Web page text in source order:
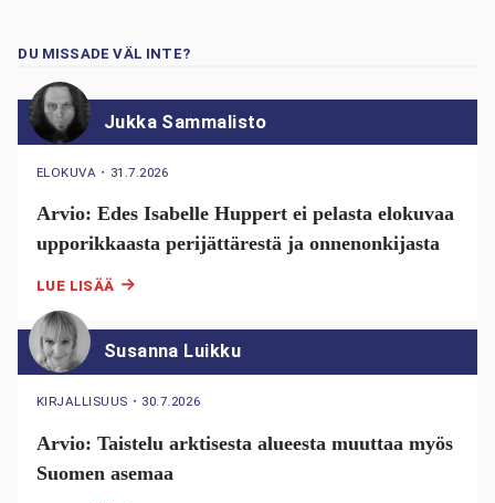
DU MISSADE VÄL INTE?
Jukka Sammalisto
ELOKUVA ・ 31.7.2026
Arvio: Edes Isabelle Huppert ei pelasta elokuvaa
upporikkaasta perijättärestä ja onnenonkijasta
LUE LISÄÄ
Susanna Luikku
KIRJALLISUUS ・ 30.7.2026
Arvio: Taistelu arktisesta alueesta muuttaa myös
Suomen asemaa